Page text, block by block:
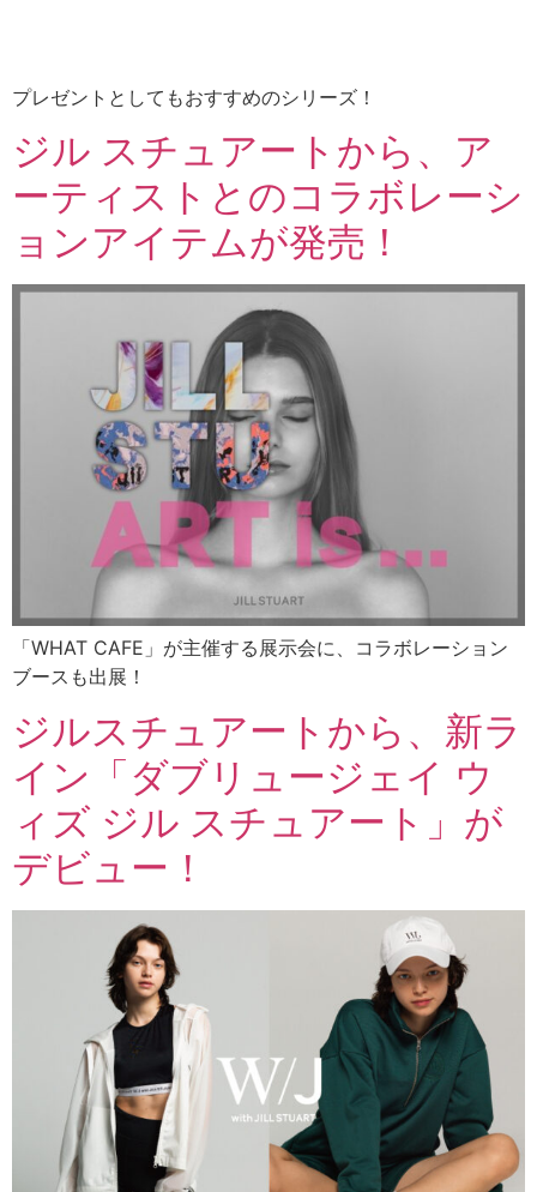
プレゼントとしてもおすすめのシリーズ！
ジル スチュアートから、ア
ーティストとのコラボレーシ
ョンアイテムが発売！
「WHAT CAFE」が主催する展示会に、コラボレーション
ブースも出展！
ジルスチュアートから、新ラ
イン「ダブリュージェイ ウ
ィズ ジル スチュアート」が
デビュー！